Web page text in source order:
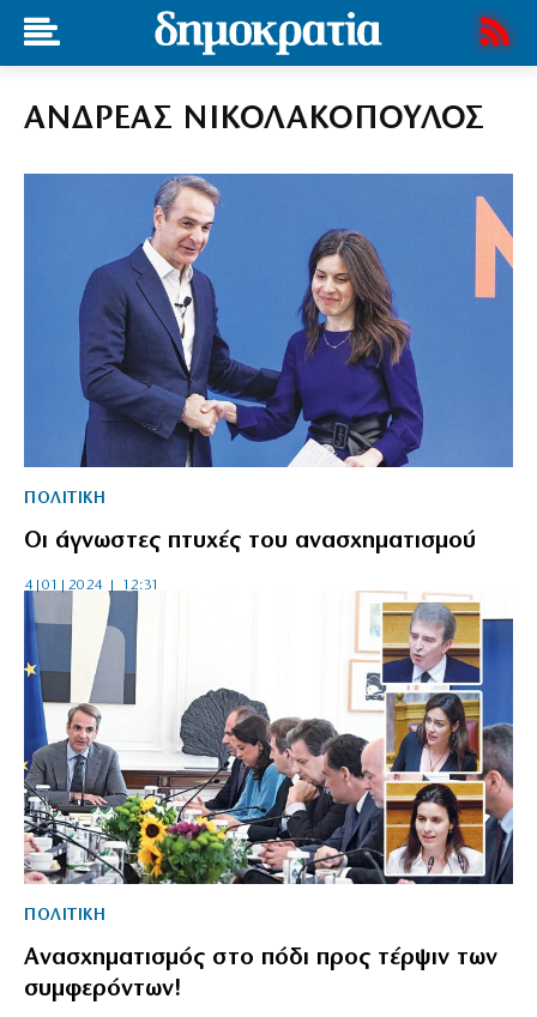
ΑΝΔΡΕΑΣ ΝΙΚΟΛΑΚΟΠΟΥΛΟΣ
ΠΟΛΙΤΙΚΗ
Οι άγνωστες πτυχές του ανασχηματισμού
4|01|2024 | 12:31
ΠΟΛΙΤΙΚΗ
Ανασχηματισμός στο πόδι προς τέρψιν των
συμφερόντων!